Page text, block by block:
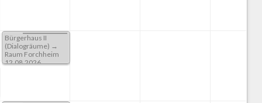
Bürgerhaus II
(Dialogräume) →
Raum Forchheim
12.08.2026